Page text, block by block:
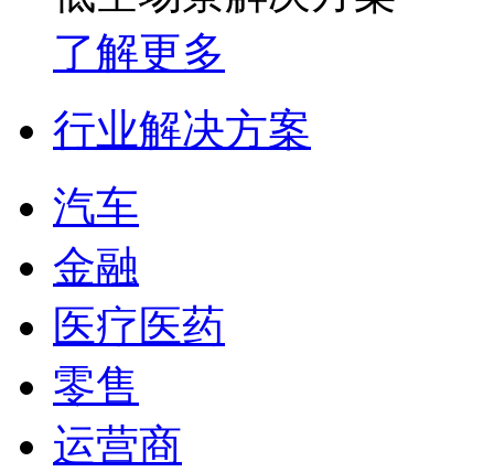
了解更多
行业解决方案
汽车
金融
医疗医药
零售
运营商